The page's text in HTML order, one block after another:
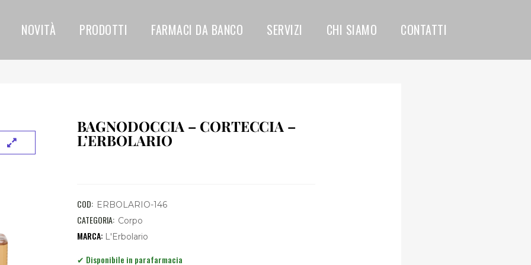
NOVITÀ PRODOTTI FARMACI DA BANCO SERVIZI CHI SIAMO CONTATTI
BAGNODOCCIA – CORTECCIA –
L’ERBOLARIO
COD: ERBOLARIO-146
CATEGORIA: Corpo
L'Erbolario